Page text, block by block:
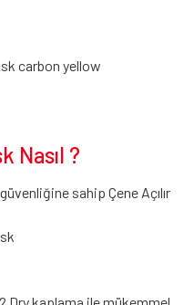
Nasıl ?
sahip Çene Açılır